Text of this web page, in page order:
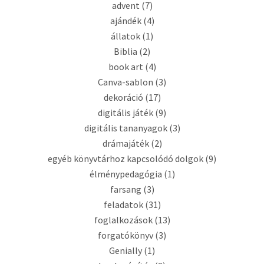
advent (7)
ajándék(4)
állatok (1)
Biblia (2)
book art (4)
Canva-sablon (3)
dekoráció (17)
digitális játék (9)
digitális tananyagok(3)
drámajáték(2)
egyéb könyvtárhoz kapcsolódó dolgok (9)
élménypedagógia (1)
farsang (3)
feladatok(31)
foglalkozások(13)
forgatókönyv (3)
Genially (1)